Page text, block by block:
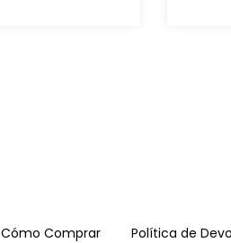
Cómo Comprar Política de